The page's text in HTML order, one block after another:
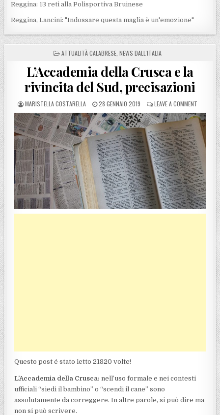
Reggina: 13 reti alla Polisportiva Bruinese
Reggina, Lancini: "Indossare questa maglia è un'emozione"
POSTED IN
ATTUALITÀ CALABRESE NEWS DALL'ITALIA
L’Accademia della Crusca e la
rivincita del Sud, precisazioni
POSTED BY
MARISTELLA COSTARELLA POSTED ON
28 GENNAIO 2019 LEAVE A COMMENT ON
Questo post é stato letto 21820 volte!
L’Accademia della Crusca: nell’uso formale e nei contesti
ufficiali “siedi il bambino” o “scendi il cane” sono
assolutamente da correggere. In altre parole, si può dire ma
non si può scrivere.